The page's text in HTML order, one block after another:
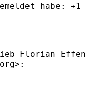
habe: +1
Florian